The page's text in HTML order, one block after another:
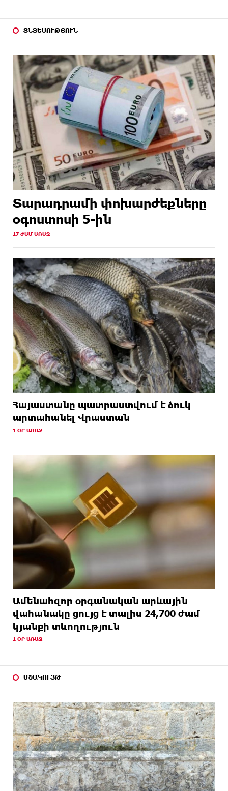
ՏՆՏԵՍՈՒԹՅՈՒՆ
Տարադրամի փոխարժեքները
օգոստոսի 5-ին
17 ԺԱՄ ԱՌԱՋ
Հայաստանը պատրաստվում է ձուկ
արտահանել Վրաստան
1 ՕՐ ԱՌԱՋ
Ամենահզոր օրգանական արևային
վահանակը ցույց է տալիս 24,700 ժամ
կյանքի տևողություն
1 ՕՐ ԱՌԱՋ
ՄՇԱԿՈՒՅԹ